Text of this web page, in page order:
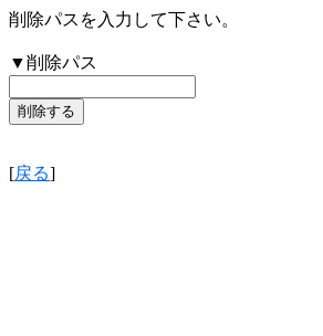
削除パスを入力して下さい。
▼削除パス
[戻る]